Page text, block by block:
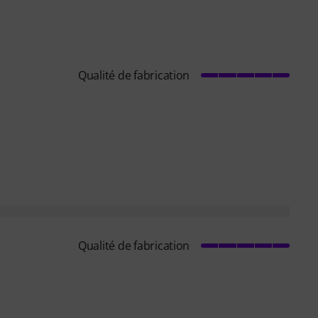
Qualité de fabrication
Qualité de fabrication